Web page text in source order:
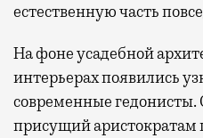
естественную часть
На фоне усадебной
интерьерах появились
современные
присущий аристократам